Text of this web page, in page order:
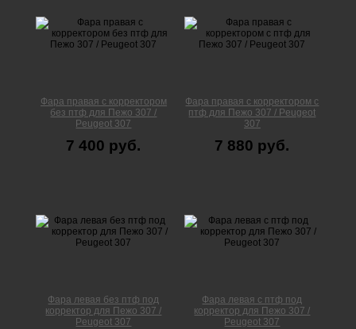
Фара правая с корректором
без птф для Пежо 307 /
Peugeot 307
7 400 руб.
Фара правая с корректором с
птф для Пежо 307 / Peugeot
307
7 880 руб.
Фара левая без птф под
корректор для Пежо 307 /
Peugeot 307
Фара левая с птф под
корректор для Пежо 307 /
Peugeot 307